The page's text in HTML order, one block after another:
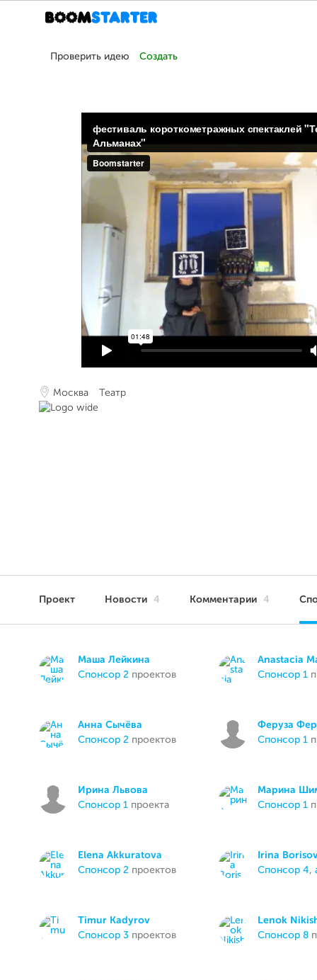
Проверить идею Создать
Москва Театр
Проект Новости 4 Комментарии 4
Маша Лейкина
спонсор 2 проектов
Anastacia
спонсор 1
Анна Сычёва
спонсор 2 проектов
Феруза
спонсор 1
Ирина Львова
спонсор 1 проекта
Марина
спонсор 1
Elena Akkuratova
спонсор 2 проектов
Irina
спонсор 4,
Timur Kadyrov
спонсор 3 проектов
Lenok
спонсор 8